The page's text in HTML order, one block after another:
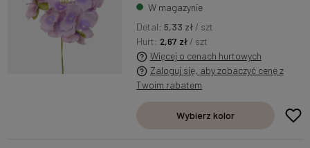
W magazynie
Detal: 5,33 zł / szt
Hurt:2,67 zł / szt
Więcej o cenach hurtowych
Zaloguj się, aby zobaczyć cenę z
Twoim rabatem
Wybierz kolor